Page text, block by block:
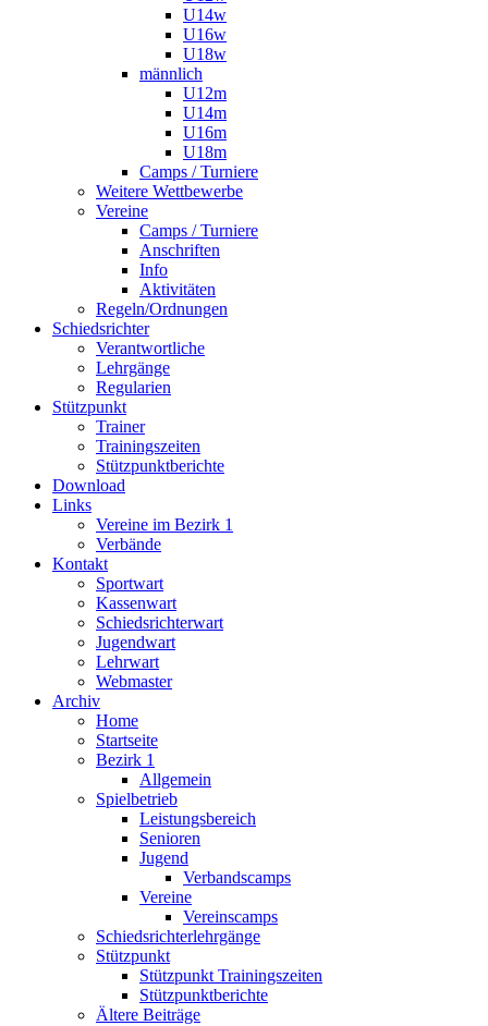
U14w
U16w
U18w
männlich
U12m
U14m
U16m
U18m
Camps / Turniere
Weitere Wettbewerbe
Vereine
Camps / Turniere
Anschriften
Info
Aktivitäten
Regeln/Ordnungen
Schiedsrichter
Verantwortliche
Lehrgänge
Regularien
Stützpunkt
Trainer
Trainingszeiten
Stützpunktberichte
Download
Links
Vereine im Bezirk 1
Verbände
Kontakt
Sportwart
Kassenwart
Schiedsrichterwart
Jugendwart
Lehrwart
Webmaster
Archiv
Home
Startseite
Bezirk 1
Allgemein
Spielbetrieb
Leistungsbereich
Senioren
Jugend
Verbandscamps
Vereine
Vereinscamps
Schiedsrichterlehrgänge
Stützpunkt
Stützpunkt Trainingszeiten
Stützpunktberichte
Ältere Beiträge